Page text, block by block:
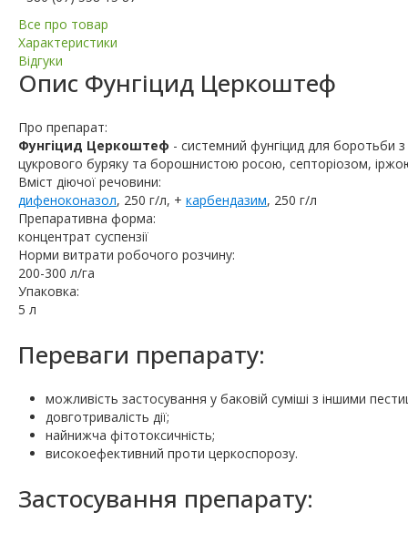
Все про товар
Характеристики
Відгуки
Опис Фунгіцид Церкоштеф
Про препарат:
Фунгіцид Церкоштеф - системний фунгіцид для
цукрового буряку та борошнистою росою, септоріозом,
Вміст діючої речовини:
дифеноконазол, 250 г/л, + карбендазим, 250 г/л
Препаративна форма:
концентрат суспензії
Норми витрати робочого розчину:
200-300 л/га
Упаковка:
5 л
Переваги препарату:
можливість застосування у баковій суміші з іншими
довготривалість дії;
найнижча фітотоксичність;
високоефективний проти церкоспорозу.
Застосування препарату: